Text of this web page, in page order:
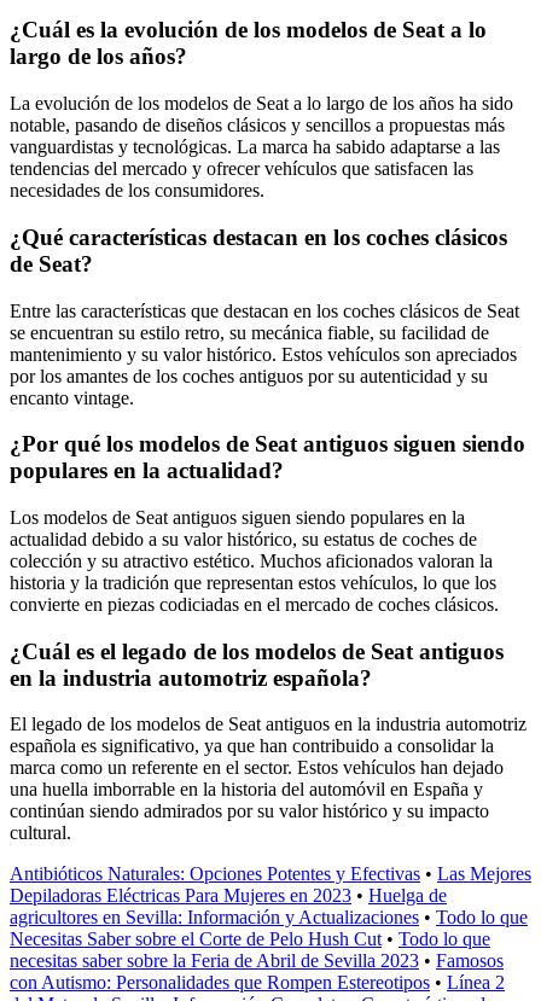
¿Cuál es la evolución de los modelos de Seat a lo
largo de los años?
La evolución de los modelos de Seat a lo largo de los años ha sido
notable, pasando de diseños clásicos y sencillos a propuestas más
vanguardistas y tecnológicas. La marca ha sabido adaptarse a las
tendencias del mercado y ofrecer vehículos que satisfacen las
necesidades de los consumidores.
¿Qué características destacan en los coches clásicos
de Seat?
Entre las características que destacan en los coches clásicos de Seat
se encuentran su estilo retro, su mecánica fiable, su facilidad de
mantenimiento y su valor histórico. Estos vehículos son apreciados
por los amantes de los coches antiguos por su autenticidad y su
encanto vintage.
¿Por qué los modelos de Seat antiguos siguen siendo
populares en la actualidad?
Los modelos de Seat antiguos siguen siendo populares en la
actualidad debido a su valor histórico, su estatus de coches de
colección y su atractivo estético. Muchos aficionados valoran la
historia y la tradición que representan estos vehículos, lo que los
convierte en piezas codiciadas en el mercado de coches clásicos.
¿Cuál es el legado de los modelos de Seat antiguos
en la industria automotriz española?
El legado de los modelos de Seat antiguos en la industria automotriz
española es significativo, ya que han contribuido a consolidar la
marca como un referente en el sector. Estos vehículos han dejado
una huella imborrable en la historia del automóvil en España y
continúan siendo admirados por su valor histórico y su impacto
cultural.
Antibióticos Naturales: Opciones Potentes y Efectivas • Las Mejores
Depiladoras Eléctricas Para Mujeres en 2023 • Huelga de
agricultores en Sevilla: Información y Actualizaciones • Todo lo que
Necesitas Saber sobre el Corte de Pelo Hush Cut • Todo lo que
necesitas saber sobre la Feria de Abril de Sevilla 2023 • Famosos
con Autismo: Personalidades que Rompen Estereotipos • Línea 2